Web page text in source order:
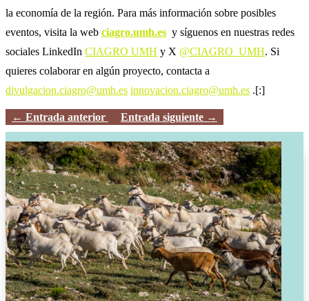
la economía de la región. Para más información sobre posibles
eventos, visita la web ciagro.umh.es y síguenos en nuestras redes
sociales LinkedIn CIAGRO UMH y X @CIAGRO_UMH. Si
quieres colaborar en algún proyecto, contacta a
divulgacion.ciagro@umh.es innovacion.ciagro@umh.es .[:]
← Entrada anterior Entrada siguiente →